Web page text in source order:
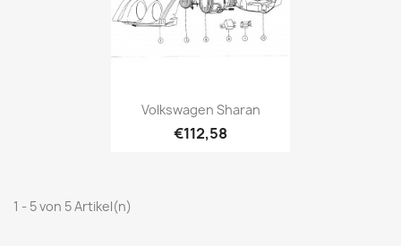
Volkswagen Sharan
€112,58
1 - 5 von 5 Artikel(n)